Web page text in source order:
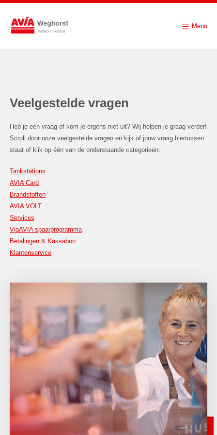
Menu
Veelgestelde vragen
Heb je een vraag of kom je ergens niet uit? Wij helpen je graag verder!
Scroll door onze veelgestelde vragen en kijk of jouw vraag hiertussen
staat of klik op één van de onderstaande categorieën:
Tankstations
AVIA Card
Brandstoffen
AVIA VOLT
Services
ViaAVIA spaarprogramma
Betalingen & Kassabon
Klantenservice